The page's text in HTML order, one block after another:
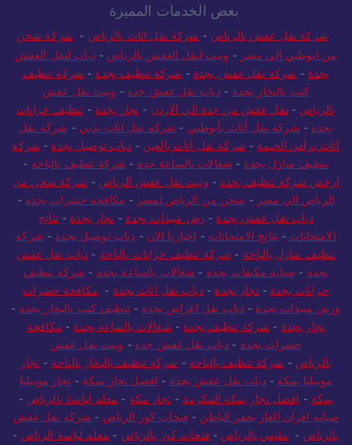
بعض الخدمات المميزة
شركة نقل عفش بالرياض - شركة نقل اثاث بالرياض - شركة شحن
من ابوظبي الى مصر - ونيت لنقل العفش بالرياض -دباب لنقل العفش
بجدة - شركة نقل عفش بجدة - شركة تنظيف بجدة - شركة تنظيف
كنب بالبخار بجدة - دباب نقل عفش جدة - ونيت نقل عفش
بالرياض - نقل عفش من جدة الي الاردن - نجار بجدة - تنظيف خزانات
بجدة - شركة نقل أثاث بأبوظبي - شركة نقل اثاث بدبي - شركة نقل
أثاث برأس الخيمة - شركة نقل أثاث بالعين - دباب توصيل بجدة - شركة
تنظيف منازل بجدة - شغالات بالساعة جدة - شركة تنظيف بالباحة -
ارخص شركة تنظيف بجدة - ونيت نقل عفش الرياض - شركة شحن من
الرياض الي مصر - شحن من الرياض لمصر - مكافحة حشرات بجدة -
دباب نقل عفش بجدة - رش مبيدات بجدة - نجار بجدة - نتائج
الامتحانات - نتايج الامتحانات - اخبارنا الان - دباب توصيل بجدة - شركة
تنظيف منازل بالباحة - شركة تنظيف خزانات بالباحة - دباب نقل عفش
بجدة - صيانة مكيفات بجدة - شغالات بالساعة بجدة - شركة تنظيف
خزانات بجدة - نجار بجدة - دباب نقل اثاث بجدة - مكافحة حشرات
ورش مبيدات بجدة -دباب نقل اغراض بجدة -تنظيف كنب بالبخار بجدة -
نجار بجدة - شركة تنظيف بجدة - شغالات بالساعة بجدة - مكافحة
حشرات بجدة - دباب نقل عفش جده - ونيت نقل عفش
بالرياض - شركة تنظيف بالباحة - شركة تنظيف بالبخار بالباحة - نجار
موبيليا بمكة -دباب نقل عفش بجدة - افضل نجار بمكة - نجار موبيليا
بمكة - افضل نجار بمكة المكرمة - نجار مكة - معلم لياسة بالرياض -
صيانة افران الغاز بحفر الباطن - فتحات كور الرياض - شركة نقل عفش
بالرياض - مليس بالرياض - فتحات كور بالرياض - معلم لياسة الرياض -